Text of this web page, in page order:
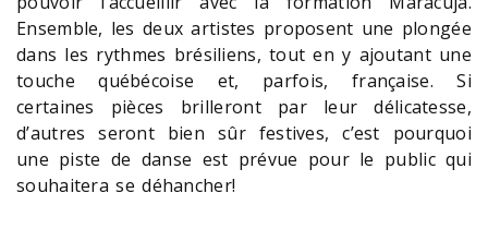
Ensemble, les deux artistes proposent une plongée
dans les rythmes brésiliens, tout en y ajoutant une
touche québécoise et, parfois, française. Si
certaines pièces brilleront par leur délicatesse,
d’autres seront bien sûr festives, c’est pourquoi
une piste de danse est prévue pour le public qui
souhaitera se déhancher!